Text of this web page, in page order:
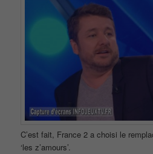
C’est fait, France 2 a choisi le
‘les z’amours’.